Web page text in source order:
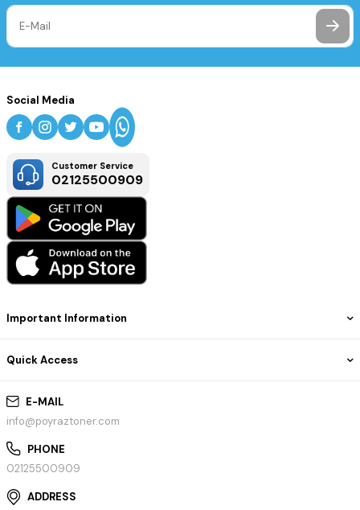
E-MAIL
info@poyraztoner.com
PHONE
02125500909
ADDRESS
Important Information
Quick Access
Social Media
Customer Service
02125500909